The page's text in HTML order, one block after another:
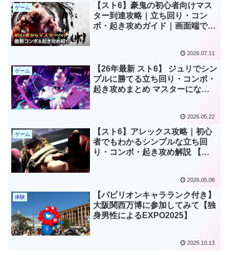
ゲーム
【スト6】豪鬼の初心者向けマス
ター到達攻略｜立ち回り・コン
ボ・起き攻めガイド｜画面端で勝
2026.07.11
ゲーム
【26年最新 スト6】 ジュリでシン
プルに勝てる立ち回り・コンボ・
起き攻めまとめ マスターになる
2026.05.22
ゲーム
【スト6】アレックス攻略｜初心
者でもわかるシンプルな立ち回
り・コンボ・起き攻め解説 【ア
2026.05.08
体験
【パビリオンキャラランク付き】
大阪関西万博に参加してみて【独
身男性によるEXPO2025】
2025.10.13